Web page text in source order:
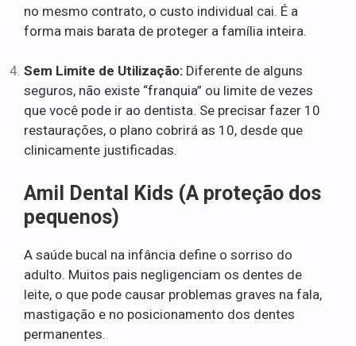
no mesmo contrato, o custo individual cai. É a
forma mais barata de proteger a família inteira.
Sem Limite de Utilização: Diferente de alguns
seguros, não existe “franquia” ou limite de vezes
que você pode ir ao dentista. Se precisar fazer 10
restaurações, o plano cobrirá as 10, desde que
clinicamente justificadas.
Amil Dental Kids (A proteção dos
pequenos)
A saúde bucal na infância define o sorriso do
adulto. Muitos pais negligenciam os dentes de
leite, o que pode causar problemas graves na fala,
mastigação e no posicionamento dos dentes
permanentes.